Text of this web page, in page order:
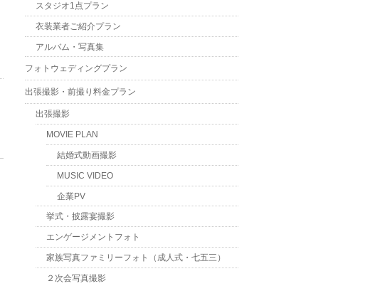
スタジオ1点プラン
衣装業者ご紹介プラン
アルバム・写真集
フォトウェディングプラン
出張撮影・前撮り料金プラン
出張撮影
MOVIE PLAN
結婚式動画撮影
MUSIC VIDEO
企業PV
挙式・披露宴撮影
エンゲージメントフォト
家族写真ファミリーフォト（成人式・七五三）
２次会写真撮影